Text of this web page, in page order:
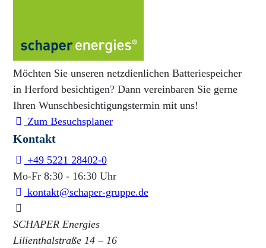
Möchten Sie unseren netzdienlichen Batteriespeicher
in Herford besichtigen? Dann vereinbaren Sie gerne
Ihren Wunschbesichtigungstermin mit uns!
Zum Besuchsplaner
Kontakt
+49 5221 28402-0
Mo-Fr 8:30 - 16:30 Uhr
kontakt@schaper-gruppe.de
SCHAPER Energies
Lilienthalstraße 14 – 16